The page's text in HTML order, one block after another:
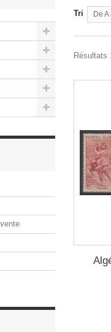
Tri De A
Résultats